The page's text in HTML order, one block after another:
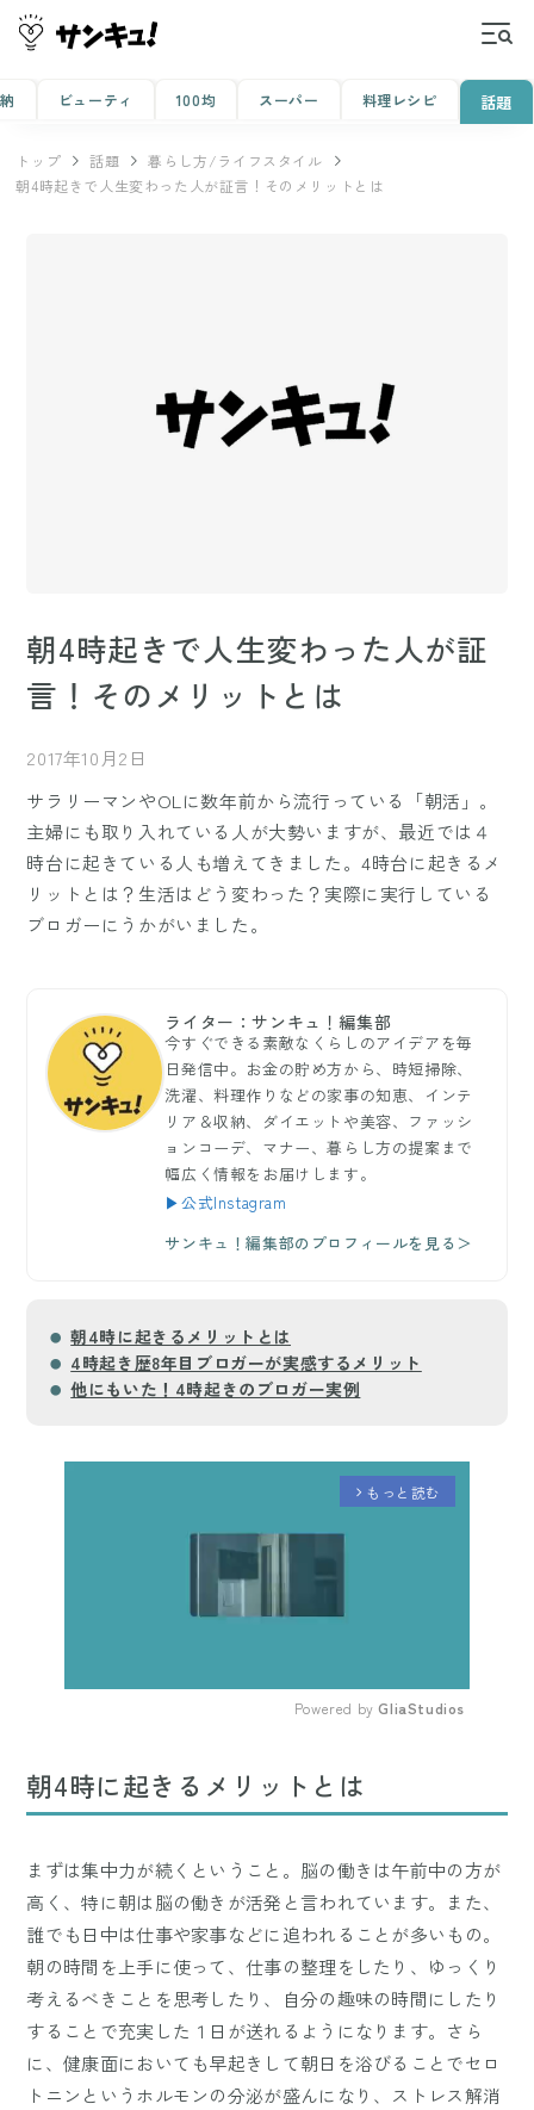
ビューティ 100均 スーパー 料理レシピ 話題
トップ 話題
暮らし方/ライフスタイル
朝4時起きで人生変わった人が証言！そのメリットとは
朝4時起きで人生変わった人が証
言！そのメリットとは
2017年10月2日
サラリーマンやOLに数年前から流行っている「朝活」。
主婦にも取り入れている人が大勢いますが、最近では４
時台に起きている人も増えてきました。4時台に起きるメ
リットとは？生活はどう変わった？実際に実行している
ブロガーにうかがいました。
ライター：サンキュ！編集部
今すぐできる素敵なくらしのアイデアを毎
日発信中。お金の貯め方から、時短掃除、
洗濯、料理作りなどの家事の知恵、インテ
リア＆収納、ダイエットや美容、ファッシ
ョンコーデ、マナー、暮らし方の提案まで
幅広く情報をお届けします。
▶公式Instagram
サンキュ！編集部のプロフィールを見る＞
朝4時に起きるメリットとは
4時起き歴8年目ブロガーが実感するメリット
他にもいた！4時起きのブロガー実例
arrow_forward_ios もっと読む
Powered by GliaStudios
朝4時に起きるメリットとは
まずは集中力が続くということ。脳の働きは午前中の方が
高く、特に朝は脳の働きが活発と言われています。また、
誰でも日中は仕事や家事などに追われることが多いもの。
朝の時間を上手に使って、仕事の整理をしたり、ゆっくり
考えるべきことを思考したり、自分の趣味の時間にしたり
することで充実した１日が送れるようになります。さら
に、健康面においても早起きして朝日を浴びることでセロ
トニンというホルモンの分泌が盛んになり、ストレス解消